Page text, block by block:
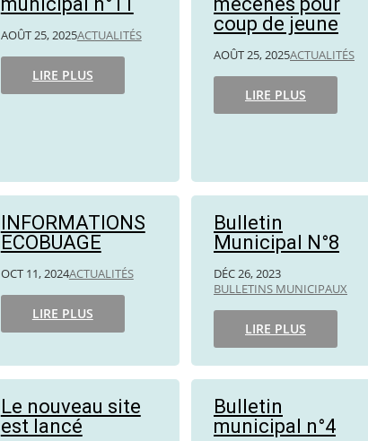
AOÛT 25, 2025ACTUALITÉS
LIRE PLUS
coup de jeune
AOÛT 25, 2025ACTUALITÉS
LIRE PLUS
INFORMATIONS
ECOBUAGE
OCT 11, 2024ACTUALITÉS
LIRE PLUS
Bulletin
Municipal N°8
DÉC 26, 2023
BULLETINS MUNICIPAUX
LIRE PLUS
Le nouveau site
est lancé
Bulletin
municipal n°4